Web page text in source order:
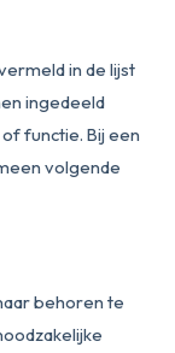
in de lijst
ingedeeld
functie. Bij een
volgende
behoren te